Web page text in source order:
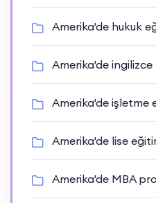
Amerika'de hukuk
Amerika'de ingilizce
Amerika'de işletme
Amerika'de lise
Amerika'de MBA